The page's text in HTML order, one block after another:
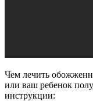
Чем лечить
или ваш ребенок
инструкции: